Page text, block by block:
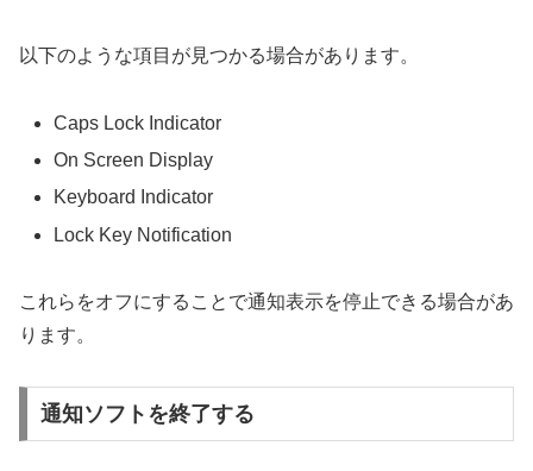
以下のような項目が見つかる場合があります。
Caps Lock Indicator
On Screen Display
Keyboard Indicator
Lock Key Notification
これらをオフにすることで通知表示を停止できる場合があ
ります。
通知ソフトを終了する